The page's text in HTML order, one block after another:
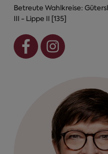
Betreute Wahlkreise:
III - Lippe II [135]